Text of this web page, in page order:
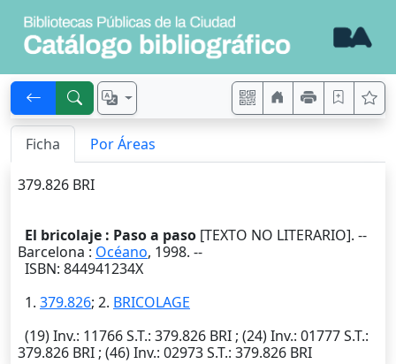
Ficha Por Áreas
379.826 BRI
El bricolaje : Paso a paso [TEXTO NO LITERARIO]. --
Barcelona : Océano, 1998. --
ISBN: 844941234X
1. 379.826; 2. BRICOLAGE
(19)Inv.: 11766S.T.: 379.826 BRI ; (24)Inv.: 01777S.T.:
379.826 BRI ; (46)Inv.: 02973S.T.: 379.826 BRI